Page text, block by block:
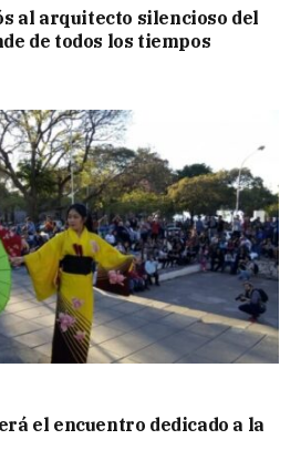
al arquitecto silencioso del
de todos los tiempos
el encuentro dedicado a la